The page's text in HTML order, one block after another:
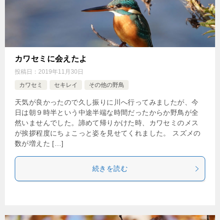
カワセミに会えたよ
投稿日： 2019年11月30日
カワセミ
セキレイ その他の野鳥
天気が良かったので久し振りに川へ行ってみましたが、今
日は朝９時半という中途半端な時間だったからか野鳥が全
然いませんでした。諦めて帰りかけた時、カワセミのメス
が挨拶程度にちょこっと姿を見せてくれました。 スズメの
数が増えた […]
続きを読む